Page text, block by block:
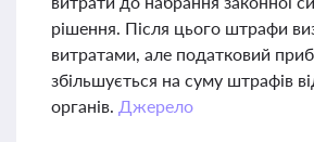
рішення. Після цього штрафи
витратами, але податковий
збільшується на суму штрафів
органів. Джерело